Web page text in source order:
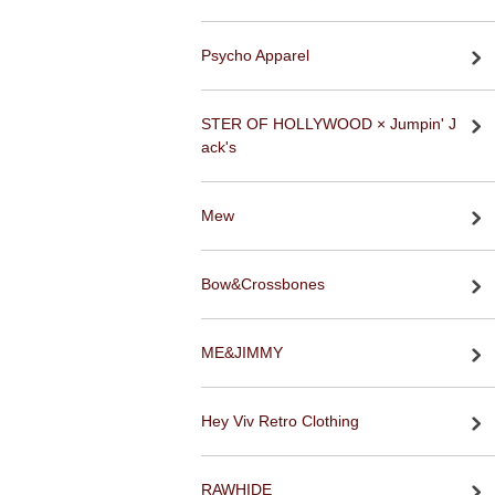
Psycho Apparel
STER OF HOLLYWOOD × Jumpin' J
ack's
Mew
Bow&Crossbones
ME&JIMMY
Hey Viv Retro Clothing
RAWHIDE